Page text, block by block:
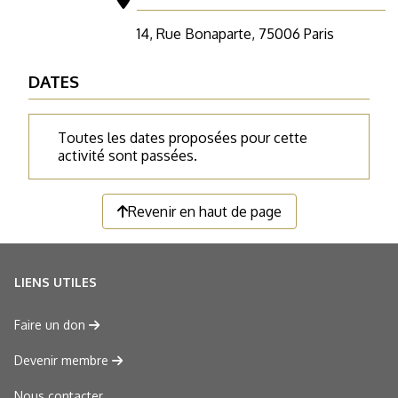
14, Rue Bonaparte, 75006 Paris
DATES
Toutes les dates proposées pour cette
activité sont passées.
Revenir en haut de page
LIENS UTILES
Faire un don
Devenir membre